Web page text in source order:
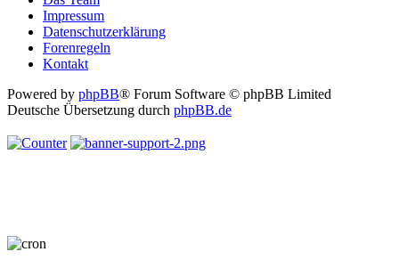
Impressum
Datenschutzerklärung
Forenregeln
Kontakt
Powered by phpBB® Forum Software © phpBB Limited
Deutsche Übersetzung durch phpBB.de